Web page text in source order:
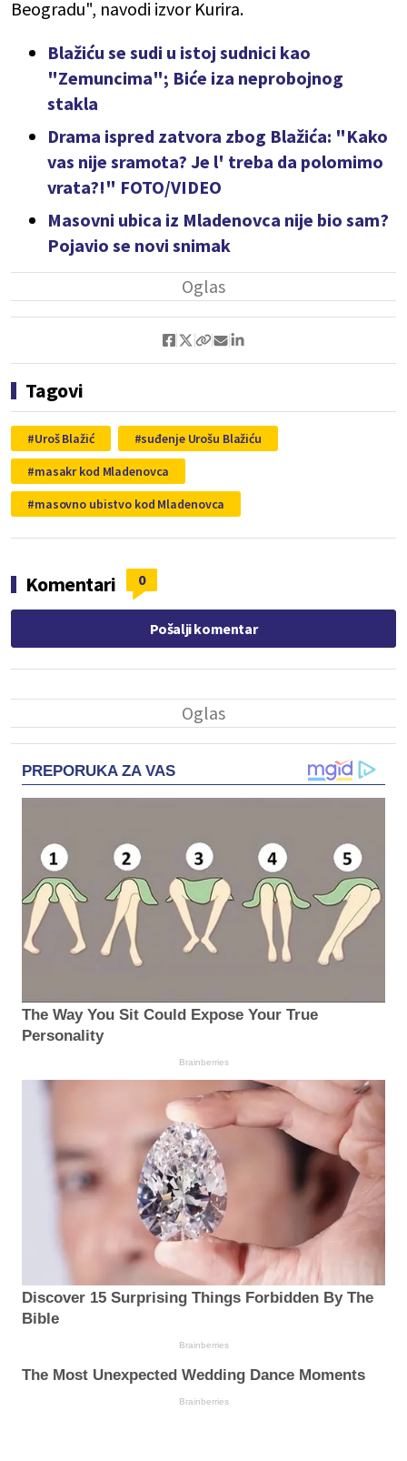
Beogradu", navodi izvor Kurira.
Blažiću se sudi u istoj sudnici kao
"Zemuncima"; Biće iza neprobojnog
stakla
Drama ispred zatvora zbog Blažića: "Kako
vas nije sramota? Je l' treba da polomimo
vrata?!" FOTO/VIDEO
Masovni ubica iz Mladenovca nije bio sam?
Pojavio se novi snimak
Tagovi
Uroš Blažić
suđenje Urošu Blažiću
masakr kod Mladenovca
masovno ubistvo kod Mladenovca
Komentari 0
Pošalji komentar
PREPORUKA ZA VAS
The Way You Sit Could Expose Your True
Personality
Brainberries
Discover 15 Surprising Things Forbidden By The
Bible
Brainberries
The Most Unexpected Wedding Dance Moments
Brainberries